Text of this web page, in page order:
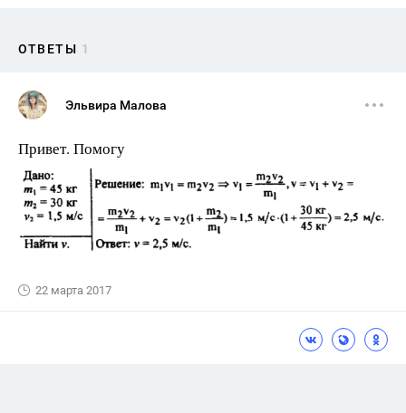
ОТВЕТЫ 1
Эльвира Малова
Привет. Помогу
22 марта 2017